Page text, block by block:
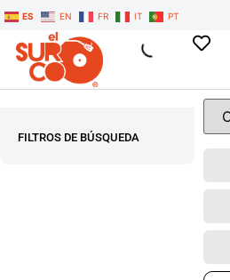
ES EN FR IT PT
FILTROS DE BÚSQUEDA